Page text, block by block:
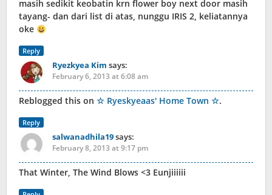
masih sedikit keobatin krn flower boy next door masih
tayang- dan dari list di atas, nunggu IRIS 2, keliatannya
oke
Reply
Ryezkyea Kim says:
February 6, 2013 at 6:08 am
Reblogged this on ☆ Ryeskyeaas' Home Town ☆.
Reply
salwanadhila19says:
February 8, 2013 at 9:17 pm
That Winter, The Wind Blows <3 Eunjiiiiii